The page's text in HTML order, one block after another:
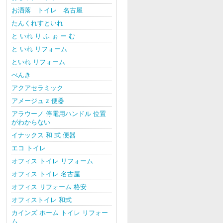
お洒落 トイレ 名古屋
たんくれすといれ
と いれ り ふ ぉ ー む
と いれ リフォーム
といれ リフォーム
べんき
アクアセラミック
アメージュ z 便器
アラウーノ 停電用ハンドル 位置
がわからない
イナックス 和 式 便器
エコ トイレ
オフィス トイレ リフォーム
オフィス トイレ 名古屋
オフィス リフォーム 格安
オフィストイレ 和式
カインズ ホーム トイレ リフォー
ム